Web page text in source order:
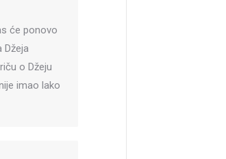
će ponovo
Džeja
o Džeju
imao lako